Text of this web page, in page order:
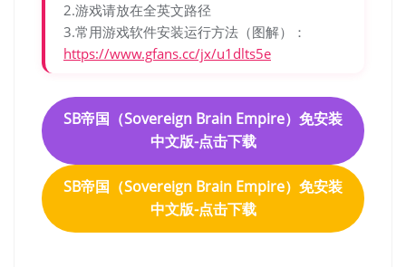
2.游戏请放在全英文路径
3.常用游戏软件安装运行方法（图解）：
https://www.gfans.cc/jx/u1dlts5e
SB帝国（Sovereign Brain Empire）免安装
中文版-点击下载
SB帝国（Sovereign Brain Empire）免安装
中文版-点击下载